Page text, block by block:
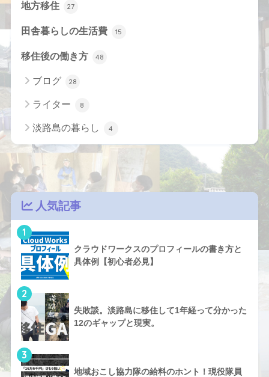
地方移住 27
田舎暮らしの生活費 15
移住後の働き方 48
ブログ 28
ライター 8
淡路島の暮らし 4
人気記事
1
クラウドワークスのプロフィールの書き方と
具体例【初心者必見】
2
失敗談。淡路島に移住して1年経って分かった
12のギャップと現実。
3
地域おこし協力隊の給料のホント！現役隊員